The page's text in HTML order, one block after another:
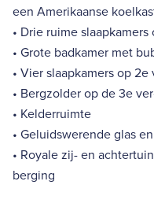
een Amerikaanse
• Drie ruime
• Grote badkamer met
• Vier slaapkamers op
• Bergzolder op de 3e
• Kelderruimte
• Geluidswerende glas
• Royale zij- en
berging